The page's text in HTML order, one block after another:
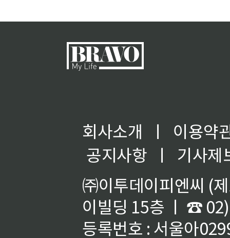
회사소개 ㅣ
이용약
공지사항
ㅣ
기사제
㈜이투데이피엔씨 (
이빌딩 15층 ㅣ ☎
등록번호 : 서울아